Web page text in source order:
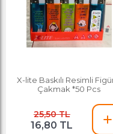
X-lite Baskılı Resimli
Çakmak *50 Pcs
25,50 TL
16,80 TL